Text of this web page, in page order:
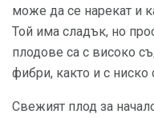
може да се нарекат и
Той има сладък, но
плодове са с високо
фибри, както и с
Свежият плод за